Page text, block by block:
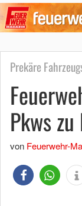
Prekäre
Pkws
von Feuerwehr-